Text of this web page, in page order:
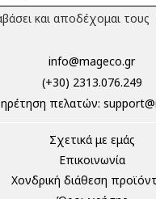
και αποδέχομαι τους
info@mageco.gr
(+30) 2313.076.249
πελατών:
Σχετικά με εμάς
Επικοινωνία
Χονδρική διάθεση